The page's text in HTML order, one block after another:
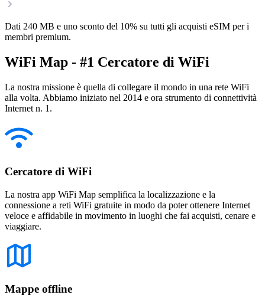
Dati 240 MB e uno sconto del 10% su tutti gli acquisti eSIM per i
membri premium.
WiFi Map - #1 Cercatore di WiFi
La nostra missione è quella di collegare il mondo in una rete WiFi
alla volta. Abbiamo iniziato nel 2014 e ora strumento di connettività
Internet n. 1.
Cercatore di WiFi
La nostra app WiFi Map semplifica la localizzazione e la
connessione a reti WiFi gratuite in modo da poter ottenere Internet
veloce e affidabile in movimento in luoghi che fai acquisti, cenare e
viaggiare.
Mappe offline